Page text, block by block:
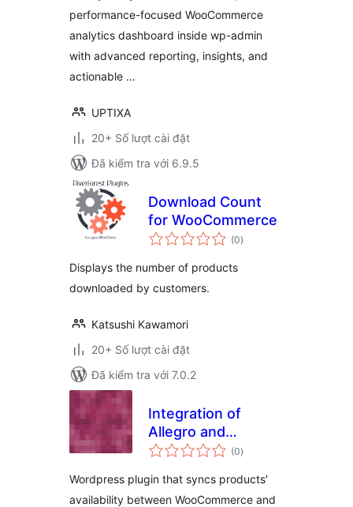
Reporting
performance-focused WooCommerce
analytics dashboard inside wp-admin
with advanced reporting, insights, and
actionable …
UPTIXA
20+ Số lượt cài đặt
Đã kiểm tra với 6.9.5
Download Count
for WooCommerce
(0tổng
đánh
)
Displays the number of products
downloaded by customers.
Katsushi Kawamori
20+ Số lượt cài đặt
Đã kiểm tra với 7.0.2
Integration of
Allegro and
WooCommerce
(0tổng
đánh
)
Wordpress plugin that syncs products'
availability between WooCommerce and